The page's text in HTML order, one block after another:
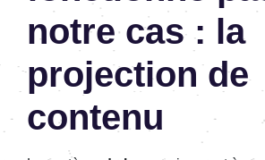
notre cas : la
projection de
contenu